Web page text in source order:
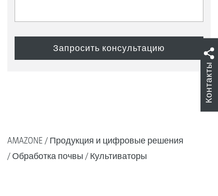
AMAZONE
Продукция и цифровые решения
Обработка почвы
Культиваторы
Контакты